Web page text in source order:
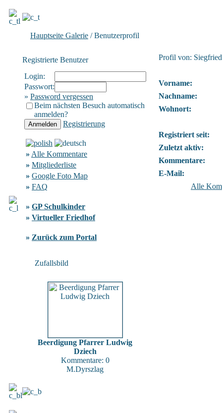
Hauptseite Galerie / Benutzerprofil
Registrierte Benutzer
Login:
Passwort:
» Password vergessen
Beim nächsten Besuch automatisch
anmelden?
Registrierung
» Alle Kommentare
» Mitgliederliste
» Google Foto Map
» FAQ
» GP Schulkinder
» Virtueller Friedhof
» Zurück zum Portal
Zufallsbild
Beerdigung Pfarrer Ludwig
Dziech
Kommentare: 0
M.Dyrszlag
Profil von:
Vorname:
Nachname:
Wohnort:
Registriert seit:
Zuletzt aktiv:
Kommentare:
E-Mail:
Alle